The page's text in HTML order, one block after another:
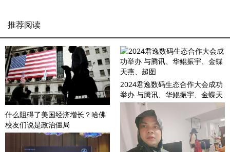
推荐阅读
什么阻碍了美国经济增长？哈佛
校友们说是政治僵局
2024君逸数码生态合作大会成功
举办 与腾讯、华鲲振宇、金蝶天
燕、超图